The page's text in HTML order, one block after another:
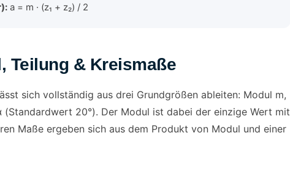
a = m · (z₁ + z₂) / 2
Teilung & Kreismaße
sich vollständig aus drei Grundgrößen ableiten: Modul m,
(Standardwert 20°). Der Modul ist dabei der einzige Wert mit
Maße ergeben sich aus dem Produkt von Modul und einer